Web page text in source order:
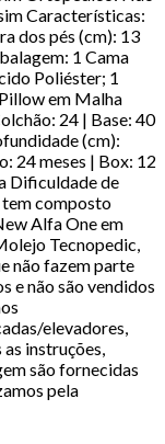
Características:
dos pés (cm): 13
1 Cama
Poliéster; 1
em Malha
24 | Base: 40
(cm):
24 meses | Box: 12
Dificuldade de
composto
Alfa One em
Tecnopedic,
não fazem parte
e não são vendidos
elevadores,
instruções,
são fornecidas
pela